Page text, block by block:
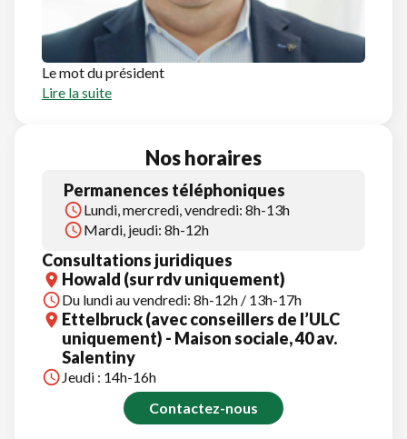
Le mot du président
Lire la suite
Nos horaires
Permanences téléphoniques
Lundi, mercredi, vendredi: 8h-13h
Mardi, jeudi: 8h-12h
Consultations juridiques
Howald (sur rdv uniquement)
Du lundi au vendredi: 8h-12h / 13h-17h
Ettelbruck (avec conseillers de l’ULC
uniquement) - Maison sociale, 40 av.
Salentiny
Jeudi : 14h-16h
Contactez-nous